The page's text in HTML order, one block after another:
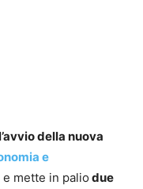
della nuova
e
e mette in palio due